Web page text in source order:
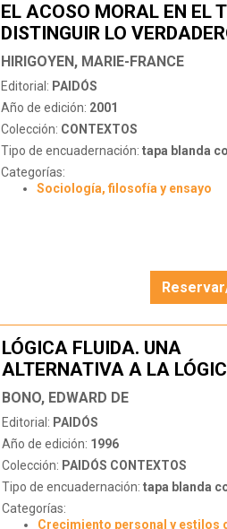
EL ACOSO MORAL EN EL
DISTINGUIR LO
FALSO
HIRIGOYEN, MARIE-FRANCE
Editorial: PAIDÓS
Año de edición: 2001
Colección: CONTEXTOS
Tipo de encuadernación: tapa blanda
Categorías:
Sociología, filosofía y ensayo
LÓGICA FLUIDA. UNA
ALTERNATIVA A LA
TRADICIONAL
BONO, EDWARD DE
Editorial: PAIDÓS
Año de edición: 1996
Colección: PAIDÓS CONTEXTOS
Tipo de encuadernación: tapa blanda
Categorías:
Crecimiento personal y estilos